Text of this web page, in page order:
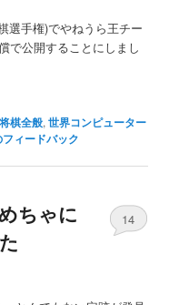
選手権)でやねうら王チー
で公開することにしまし
棋全般,世界コンピューター
ィードバック
ちゃに
14